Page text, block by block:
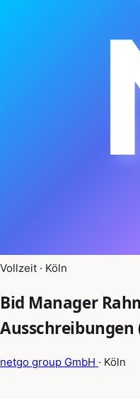
Vollzeit · Köln
Bid Manager
netgo group GmbH · Köln